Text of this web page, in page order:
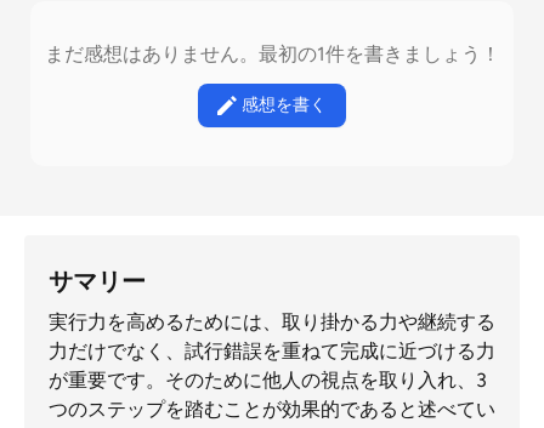
まだ感想はありません。最初の1件を書きましょう！
感想を書く
サマリー
実行力を高めるためには、取り掛かる力や継続する
力だけでなく、試行錯誤を重ねて完成に近づける力
が重要です。そのために他人の視点を取り入れ、3
つのステップを踏むことが効果的であると述べてい